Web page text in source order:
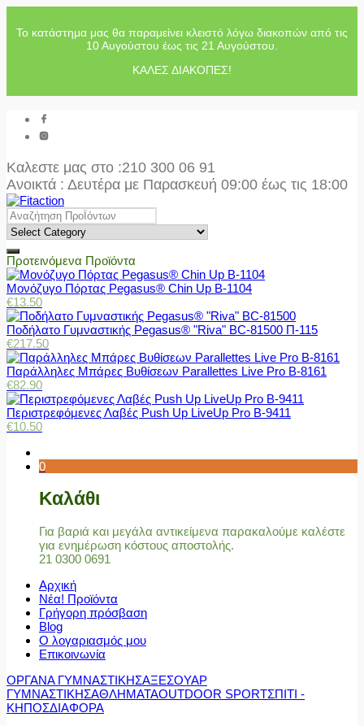
Το κατάστημα μας θα παραμείνει κλειστό λόγω διακοπών από τις
10 Αυγούστου έως τις 21 Αυγούστου.
ΚΑΛΕΣ ΔΙΑΚΟΠΕΣ!
Καλεστε μας στο :210 300 06 91
Ανοικτά : Δευτέρα με Παρασκευή 09:00 έως τις 18:00
Προτεινόμενα Προϊόντα
Μονόζυγο Πόρτας Pegasus® Chin Up Β-1104
€13.50
Ποδήλατο Γυμναστικής Pegasus® "Riva" BC-81500 Π-115
€217.50
Παράλληλες Μπάρες Βυθίσεων Parallettes Live Pro Β-8161
€82.90
Περιστρεφόμενες Λαβές Push Up LiveUp Pro Β-9411
€10.50
0
Καλάθι
Για βαριά και μεγάλα αντικείμενα παρακαλούμε καλέστε
για ενημέρωση κόστους αποστολής.
21 0300 0691
Αρχική
Νέα! Προϊόντα
Γρήγορη πρόσβαση
Blog
Ο λογαριασμός μου
Επικοινωνία
ΟΡΓΑΝΑ ΓΥΜΝΑΣΤΙΚΗΣΑΞΕΣΟΥΑΡ
ΓΥΜΝΑΣΤΙΚΗΣΑΘΛΗΜΑΤΑOUTDOOR SPORTΣΠΙΤΙ -
ΚΗΠΟΣΔΙΑΦΟΡΑ